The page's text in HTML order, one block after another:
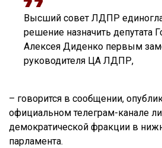
Высший совет ЛДПР
решение назначить
Алексея Диденко первым
руководителя ЦА ЛДПР,
– говорится в сообщении,
официальном телеграм-канале
демократической фракции в
парламента.